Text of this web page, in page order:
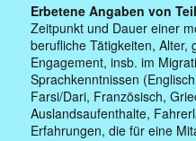
Erbetene Angaben von
Zeitpunkt und Dauer einer
berufliche Tätigkeiten, Alter,
Engagement, insb. im
Sprachkenntnissen
Farsi/Dari, Französisch,
Auslandsaufenthalte,
Erfahrungen, die für eine